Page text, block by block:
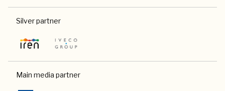
Silver partner
Main media partner